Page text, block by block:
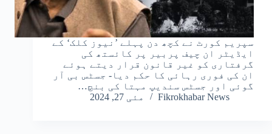
سپریم کورٹ نے کچھ دن پہلے ’نیوز کلک‘ کے
ایڈیٹر ان چیف پربیر پر کائستھ کی
گرفتاری کو غیر قانون قرار دیتے ہوئے
ان کی فوری رہائی کا حکم دیا- جسٹس بی آر
گوئی اور جسٹس سندیپ مہتا کی بنچ…
Fikrokhabar News
مئی 27, 2024